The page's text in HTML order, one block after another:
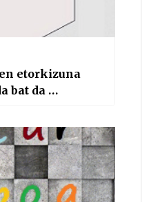
etorkizuna
bat da …